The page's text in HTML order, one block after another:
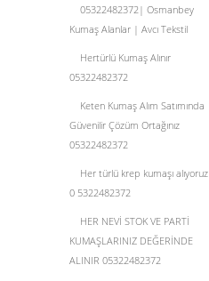
05322482372| Osmanbey
Kumaş Alanlar | Avcı Tekstil
Hertürlü Kumaş Alınır
05322482372
Keten Kumaş Alım Satımında
Güvenilir Çözüm Ortağınız
05322482372
Her türlü krep kumaşı alıyoruz
0 5322482372
HER NEVİ STOK VE PARTİ
KUMAŞLARINIZ DEĞERİNDE
ALINIR 05322482372